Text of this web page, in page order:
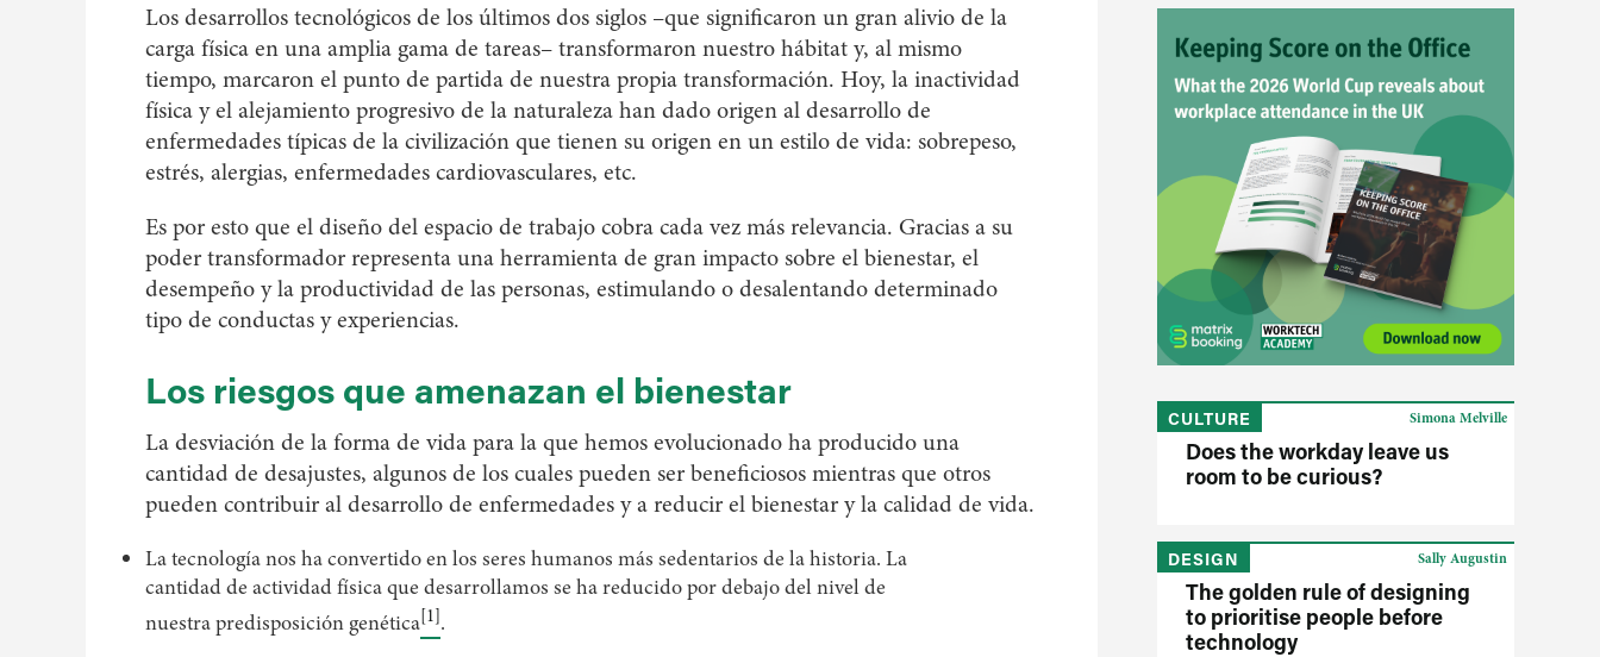
Los desarrollos tecnológicos de los últimos dos siglos –que significaron un gran alivio de la
carga física en una amplia gama de tareas– transformaron nuestro hábitat y, al mismo
tiempo, marcaron el punto de partida de nuestra propia transformación. Hoy, la inactividad
física y el alejamiento progresivo de la naturaleza han dado origen al desarrollo de
enfermedades típicas de la civilización que tienen su origen en un estilo de vida: sobrepeso,
estrés, alergias, enfermedades cardiovasculares, etc.
Es por esto que el diseño del espacio de trabajo cobra cada vez más relevancia. Gracias a su
poder transformador representa una herramienta de gran impacto sobre el bienestar, el
desempeño y la productividad de las personas, estimulando o desalentando determinado
tipo de conductas y experiencias.
Los riesgos que amenazan el bienestar
La desviación de la forma de vida para la que hemos evolucionado ha producido una
cantidad de desajustes, algunos de los cuales pueden ser beneficiosos mientras que otros
pueden contribuir al desarrollo de enfermedades y a reducir el bienestar y la calidad de vida.
La tecnología nos ha convertido en los seres humanos más sedentarios de la historia. La
cantidad de actividad física que desarrollamos se ha reducido por debajo del nivel de
nuestra predisposición genética[1].
CULTURE
Does the workday leave us
room to be curious?
Simona Melville
DESIGN
The golden rule of designing
to prioritise people before
technology
Sally Augustin